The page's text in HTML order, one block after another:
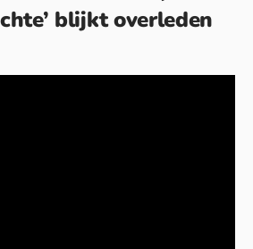
blijkt overleden